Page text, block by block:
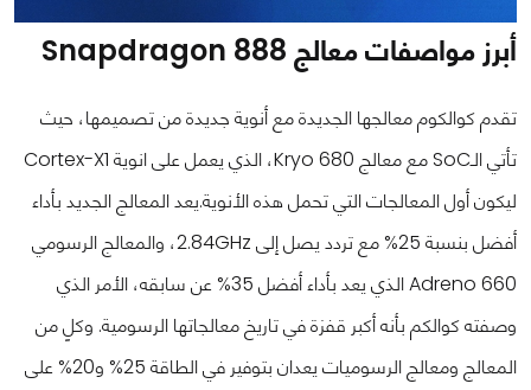
أبرز مواصفات معالج Snapdragon 888
تقدم كوالكوم معالجها الجديدة مع أنوية جديدة من تصميمها، حيث
تأتي الـSoC مع معالج Kryo 680، الذي يعمل على انوية Cortex-X1
ليكون أول المعالجات التي تحمل هذه الأنوية.يعد المعالج الجديد بأداء
أفضل بنسبة 25% مع تردد يصل إلى 2.84GHz، والمعالج الرسومي
Adreno 660 الذي يعد بأداء أفضل 35% عن سابقه، الأمر الذي
وصفته كوالكم بأنه أكبر قفزة في تاريخ معالجاتها الرسومية. وكلٍ من
المعالج ومعالج الرسوميات يعدان بتوفير في الطاقة 25% و20% على